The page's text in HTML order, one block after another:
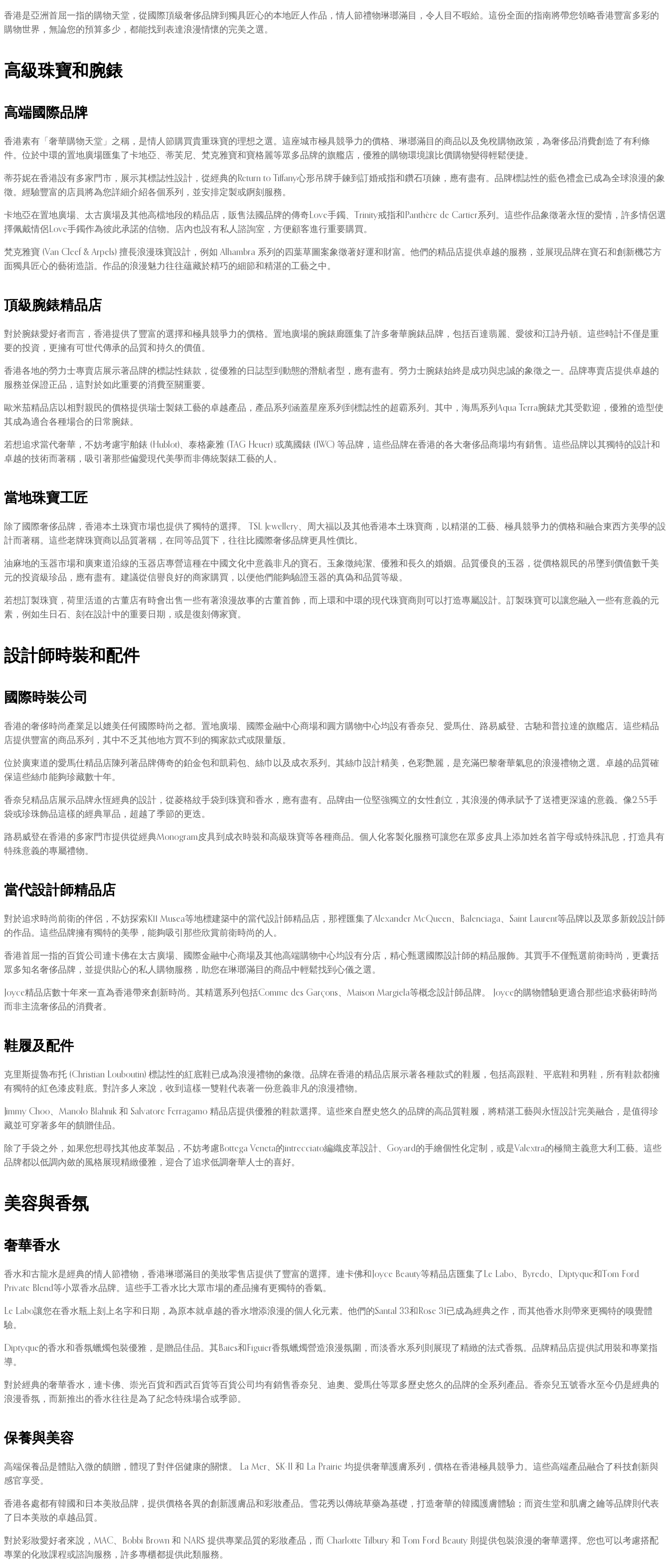
香港是亞洲首屈一指的購物天堂，從國際頂級奢侈品牌到獨具匠心的本地匠人作品，情人節禮物琳瑯滿目，令人目不暇給。這份全面的指南將帶您領略香港豐富多彩的
購物世界，無論您的預算多少，都能找到表達浪漫情懷的完美之選。
高級珠寶和腕錶
高端國際品牌
香港素有「奢華購物天堂」之稱，是情人節購買貴重珠寶的理想之選。這座城市極具競爭力的價格、琳瑯滿目的商品以及免稅購物政策，為奢侈品消費創造了有利條
件。位於中環的置地廣場匯集了卡地亞、蒂芙尼、梵克雅寶和寶格麗等眾多品牌的旗艦店，優雅的購物環境讓比價購物變得輕鬆便捷。
蒂芬妮在香港設有多家門市，展示其標誌性設計，從經典的Return to Tiffany心形吊牌手鍊到訂婚戒指和鑽石項鍊，應有盡有。品牌標誌性的藍色禮盒已成為全球浪漫的象
徵。經驗豐富的店員將為您詳細介紹各個系列，並安排定製或錒刻服務。
卡地亞在置地廣場、太古廣場及其他高檔地段的精品店，販售法國品牌的傳奇Love手鐲、Trinity戒指和Panthère de Cartier系列。這些作品象徵著永恆的愛情，許多情侶選
擇佩戴情侶Love手鐲作為彼此承諾的信物。店內也設有私人諮詢室，方便顧客進行重要購買。
梵克雅寶 (Van Cleef & Arpels) 擅長浪漫珠寶設計，例如 Alhambra 系列的四葉草圖案象徵著好運和財富。他們的精品店提供卓越的服務，並展現品牌在寶石和創新機芯方
面獨具匠心的藝術造詣。作品的浪漫魅力往往蘊藏於精巧的細節和精湛的工藝之中。
頂級腕錶精品店
對於腕錶愛好者而言，香港提供了豐富的選擇和極具競爭力的價格。置地廣場的腕錶廊匯集了許多奢華腕錶品牌，包括百達翡麗、愛彼和江詩丹頓。這些時計不僅是重
要的投資，更擁有可世代傳承的品質和持久的價值。
香港各地的勞力士專賣店展示著品牌的標誌性錶款，從優雅的日誌型到動態的潛航者型，應有盡有。勞力士腕錶始終是成功與忠誠的象徵之一。品牌專賣店提供卓越的
服務並保證正品，這對於如此重要的消費至關重要。
歐米茄精品店以相對親民的價格提供瑞士製錶工藝的卓越產品，產品系列涵蓋星座系列到標誌性的超霸系列。其中，海馬系列Aqua Terra腕錶尤其受歡迎，優雅的造型使
其成為適合各種場合的日常腕錶。
若想追求當代奢華，不妨考慮宇舶錶 (Hublot)、泰格豪雅 (TAG Heuer) 或萬國錶 (IWC) 等品牌，這些品牌在香港的各大奢侈品商場均有銷售。這些品牌以其獨特的設計和
卓越的技術而著稱，吸引著那些偏愛現代美學而非傳統製錶工藝的人。
當地珠寶工匠
除了國際奢侈品牌，香港本土珠寶市場也提供了獨特的選擇。 TSL Jewellery、周大福以及其他香港本土珠寶商，以精湛的工藝、極具競爭力的價格和融合東西方美學的設
計而著稱。這些老牌珠寶商以品質著稱，在同等品質下，往往比國際奢侈品牌更具性價比。
油麻地的玉器市場和廣東道沿線的玉器店專營這種在中國文化中意義非凡的寶石。玉象徵純潔、優雅和長久的婚姻。品質優良的玉器，從價格親民的吊墜到價值數千美
元的投資級珍品，應有盡有。建議從信譽良好的商家購買，以便他們能夠驗證玉器的真偽和品質等級。
若想訂製珠寶，荷里活道的古董店有時會出售一些有著浪漫故事的古董首飾，而上環和中環的現代珠寶商則可以打造專屬設計。訂製珠寶可以讓您融入一些有意義的元
素，例如生日石、刻在設計中的重要日期，或是復刻傳家寶。
設計師時裝和配件
國際時裝公司
香港的奢侈時尚產業足以媲美任何國際時尚之都。置地廣場、國際金融中心商場和圓方購物中心均設有香奈兒、愛馬仕、路易威登、古馳和普拉達的旗艦店。這些精品
店提供豐富的商品系列，其中不乏其他地方買不到的獨家款式或限量版。
位於廣東道的愛馬仕精品店陳列著品牌傳奇的鉑金包和凱莉包、絲巾以及成衣系列。其絲巾設計精美，色彩艷麗，是充滿巴黎奢華氣息的浪漫禮物之選。卓越的品質確
保這些絲巾能夠珍藏數十年。
香奈兒精品店展示品牌永恆經典的設計，從菱格紋手袋到珠寶和香水，應有盡有。品牌由一位堅強獨立的女性創立，其浪漫的傳承賦予了送禮更深遠的意義。像2.55手
袋或珍珠飾品這樣的經典單品，超越了季節的更迭。
路易威登在香港的多家門市提供從經典Monogram皮具到成衣時裝和高級珠寶等各種商品。個人化客製化服務可讓您在眾多皮具上添加姓名首字母或特殊訊息，打造具有
特殊意義的專屬禮物。
當代設計師精品店
對於追求時尚前衛的伴侶，不妨探索K11 Musea等地標建築中的當代設計師精品店，那裡匯集了Alexander McQueen、Balenciaga、Saint Laurent等品牌以及眾多新銳設計師
的作品。這些品牌擁有獨特的美學，能夠吸引那些欣賞前衛時尚的人。
香港首屈一指的百貨公司連卡佛在太古廣場、國際金融中心商場及其他高端購物中心均設有分店，精心甄選國際設計師的精品服飾。其買手不僅甄選前衛時尚，更囊括
眾多知名奢侈品牌，並提供貼心的私人購物服務，助您在琳瑯滿目的商品中輕鬆找到心儀之選。
Joyce精品店數十年來一直為香港帶來創新時尚。其精選系列包括Comme des Garçons、Maison Margiela等概念設計師品牌。 Joyce的購物體驗更適合那些追求藝術時尚
而非主流奢侈品的消費者。
鞋履及配件
克里斯提魯布托 (Christian Louboutin) 標誌性的紅底鞋已成為浪漫禮物的象徵。品牌在香港的精品店展示著各種款式的鞋履，包括高跟鞋、平底鞋和男鞋，所有鞋款都擁
有獨特的紅色漆皮鞋底。對許多人來說，收到這樣一雙鞋代表著一份意義非凡的浪漫禮物。
Jimmy Choo、Manolo Blahnik 和 Salvatore Ferragamo 精品店提供優雅的鞋款選擇。這些來自歷史悠久的品牌的高品質鞋履，將精湛工藝與永恆設計完美融合，是值得珍
藏並可穿著多年的饋贈佳品。
除了手袋之外，如果您想尋找其他皮革製品，不妨考慮Bottega Veneta的intrecciato編織皮革設計、Goyard的手繪個性化定制，或是Valextra的極簡主義意大利工藝。這些
品牌都以低調內斂的風格展現精緻優雅，迎合了追求低調奢華人士的喜好。
美容與香氛
奢華香水
香水和古龍水是經典的情人節禮物，香港琳瑯滿目的美妝零售店提供了豐富的選擇。連卡佛和Joyce Beauty等精品店匯集了Le Labo、Byredo、Diptyque和Tom Ford
Private Blend等小眾香水品牌。這些手工香水比大眾市場的產品擁有更獨特的香氣。
Le Labo讓您在香水瓶上刻上名字和日期，為原本就卓越的香水增添浪漫的個人化元素。他們的Santal 33和Rose 31已成為經典之作，而其他香水則帶來更獨特的嗅覺體
驗。
Diptyque的香水和香氛蠟燭包裝優雅，是贈品佳品。其Baies和Figuier香氛蠟燭營造浪漫氛圍，而淡香水系列則展現了精緻的法式香氛。品牌精品店提供試用裝和專業指
導。
對於經典的奢華香水，連卡佛、崇光百貨和西武百貨等百貨公司均有銷售香奈兒、迪奧、愛馬仕等眾多歷史悠​​久的品牌的全系列產品。香奈兒五號香水至今仍是經典的
浪漫香氛，而新推出的香水往往是為了紀念特殊場合或季節。
保養與美容
高端保養品是體貼入微的饋贈，體現了對伴侶健康的關懷。 La Mer、SK-II 和 La Prairie 均提供奢華護膚系列，價格在香港極具競爭力。這些高端產品融合了科技創新與
感官享受。
香港各處都有韓國和日本美妝品牌，提供價格各異的創新護膚品和彩妝產品。雪花秀以傳統草藥為基礎，打造奢華的韓國護膚體驗；而資生堂和肌膚之鑰等品牌則代表
了日本美妝的卓越品質。
對於彩妝愛好者來說，MAC、Bobbi Brown 和 NARS 提供專業品質的彩妝產品，而 Charlotte Tilbury 和 Tom Ford Beauty 則提供包裝浪漫的奢華選擇。您也可以考慮搭配
專業的化妝課程或諮詢服務，許多專櫃都提供此類服務。